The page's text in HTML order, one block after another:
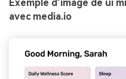
Exemple d’image de ui
avec media.io